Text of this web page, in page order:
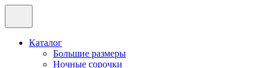
Каталог
Большие размеры
Ночные сорочки